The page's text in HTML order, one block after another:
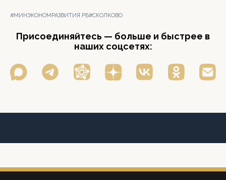
#МИНЭКОНОМРАЗВИТИЯ РБ#СКОЛКОВО
Присоединяйтесь — больше и быстрее в
наших соцсетях: